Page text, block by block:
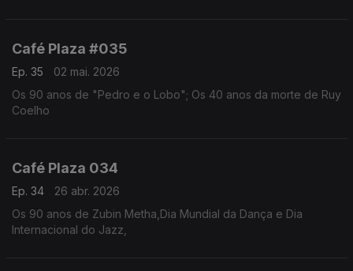
Café Plaza #035
Ep. 35
02 mai. 2026
Os 90 anos de "Pedro e o Lobo"; Os 40 anos da morte de Ruy
Coelho
Café Plaza 034
Ep. 34
26 abr. 2026
Os 90 anos de Zubin Metha,Dia Mundial da Dança e Dia
Internacional do Jazz,